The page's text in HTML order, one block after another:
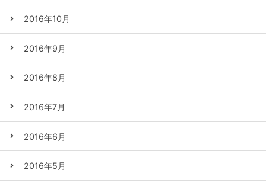
2016年10月
2016年9月
2016年8月
2016年7月
2016年6月
2016年5月